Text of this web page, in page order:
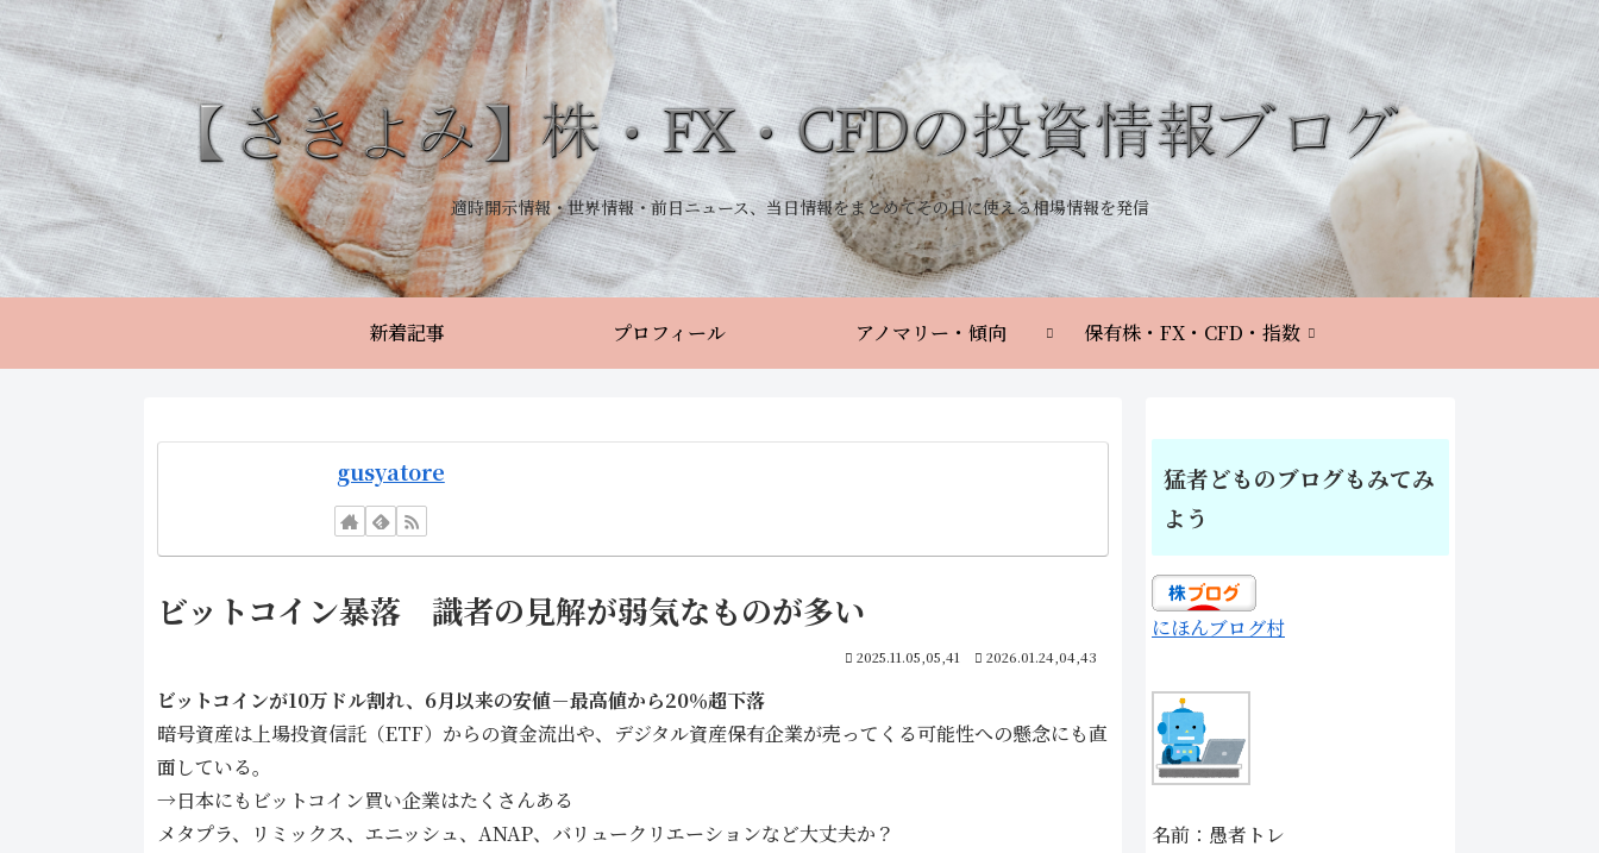
適時開示情報・世界情報・前日ニュース、当日情報をまとめてその日に使える相場情報を発信
新着記事 プロフィール アノマリー・傾向 保有株・FX・CFD・指数
gusyatore
ビットコイン暴落 識者の見解が弱気なものが多い
2025.11.05,05,41 2026.01.24,04,43
ビットコインが10万ドル割れ、6月以来の安値－最高値から20％超下落
暗号資産は上場投資信託（ETF）からの資金流出や、デジタル資産保有企業が売ってくる可能性への懸念にも直
面している。
→日本にもビットコイン買い企業はたくさんある
メタプラ、リミックス、エニッシュ、ANAP、バリュークリエーションなど大丈夫か？
猛者どものブログもみてみ
よう
にほんブログ村
名前：愚者トレ